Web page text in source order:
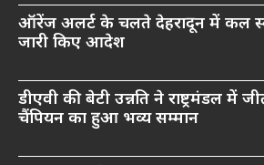
ऑरेंज अलर्ट के चलते देहरादून में कल
जारी किए आदेश
डीएवी की बेटी उन्नति ने राष्ट्रमंडल में
चैंपियन का हुआ भव्य सम्मान